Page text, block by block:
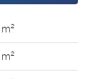
m²
m²